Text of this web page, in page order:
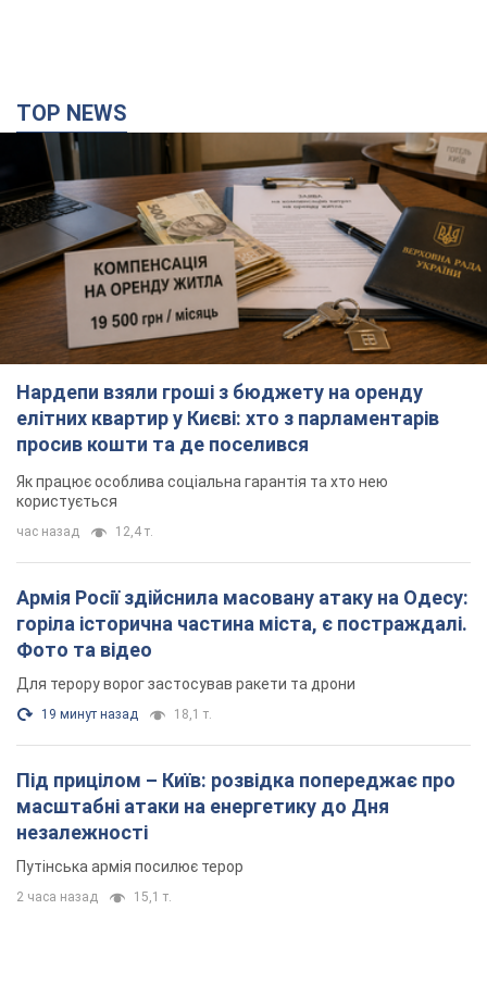
TOP NEWS
Нардепи взяли гроші з бюджету на оренду
елітних квартир у Києві: хто з парламентарів
просив кошти та де поселився
Як працює особлива соціальна гарантія та хто нею
користується
час назад 12,4 т.
Армія Росії здійснила масовану атаку на Одесу:
горіла історична частина міста, є постраждалі.
Фото та відео
Для терору ворог застосував ракети та дрони
19 минут назад 18,1 т.
Під прицілом – Київ: розвідка попереджає про
масштабні атаки на енергетику до Дня
незалежності
Путінська армія посилює терор
2 часа назад 15,1 т.